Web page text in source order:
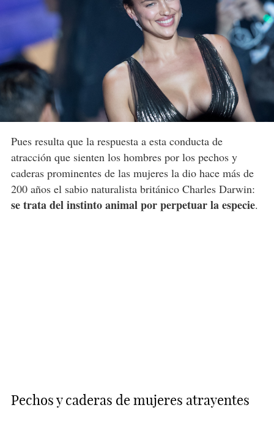
Pues resulta que la respuesta a esta conducta de
atracción que sienten los hombres por los pechos y
caderas prominentes de las mujeres la dio hace más de
200 años el sabio naturalista británico Charles Darwin:
se trata del instinto animal por perpetuar la especie.
Pechos y caderas de mujeres atrayentes